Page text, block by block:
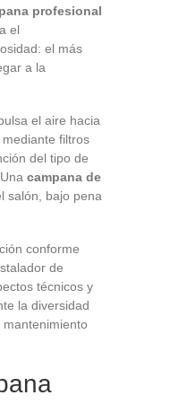
profesional
el
el más
a la
el aire hacia
mediante filtros
del tipo de
campana de
salón, bajo pena
conforme
de
técnicos y
la diversidad
mantenimiento